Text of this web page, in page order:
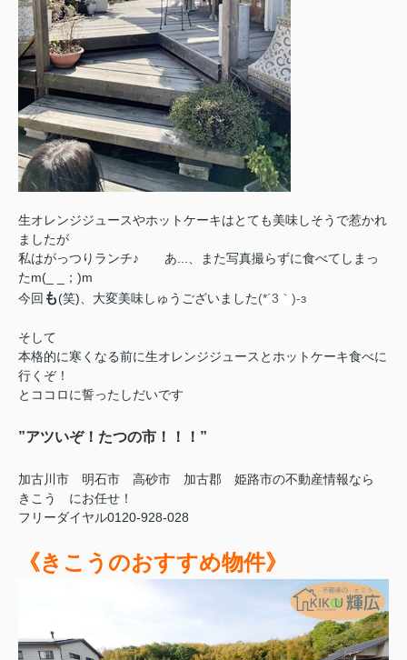
生オレンジジュースやホットケーキはとても美味しそうで惹かれ
ましたが
私はがっつりランチ♪ あ...、また写真撮らずに食べてしまっ
たm(_ _；)m
今回 も(笑)、 大変美味しゅうございました(*´3｀)-з
そして
本格的に寒くなる前に生オレンジジュースとホットケーキ食べに
行くぞ！
とココロに誓ったしだいです
”アツいぞ！たつの市！！！”
加古川市 明石市 高砂市 加古郡 姫路市の不動産情報なら
きこう にお任せ！
フリーダイヤル0120-928-028
《きこうのおすすめ物件》